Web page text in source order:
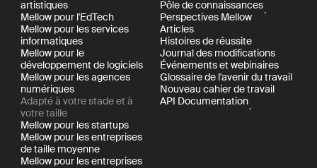
artistiques
Mellow pour l'EdTech
Mellow pour les services
informatiques
Mellow pour le
développement de logiciels
Mellow pour les agences
numériques
Adapté à votre stade et à
votre taille
Mellow pour les startups
Mellow pour les entreprises
de taille moyenne
Mellow pour les entreprises
Pôle de connaissances
Perspectives Mellow
Articles
Histoires de réussite
Journal des modifications
Événements et webinaires
Glossaire de l'avenir du travail
Nouveau cahier de travail
API Documentation